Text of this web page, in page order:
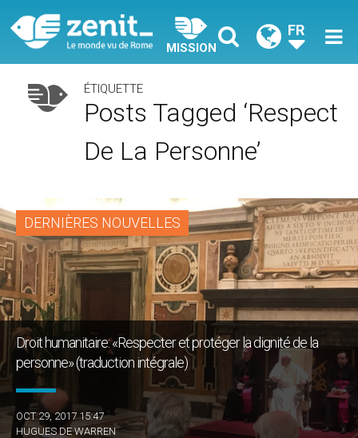
MISSION
FR
ÉTIQUETTE
Posts Tagged ‘respect
De La Personne’
DERNIÈRES NOUVELLES
Droit humanitaire: «Respecter et protéger la dignité de la
personne» (traduction intégrale)
OCT 29, 2017 15:47
HUGUES DE WARREN